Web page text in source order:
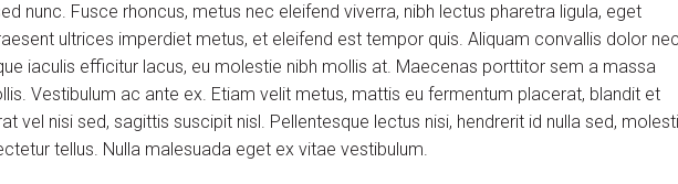
nunc. Fusce rhoncus, metus nec eleifend viverra, nibh lectus pharetra ligula, eget
ultrices imperdiet metus, et eleifend est tempor quis. Aliquam convallis dolor nec
iaculis efficitur lacus, eu molestie nibh mollis at. Maecenas porttitor sem a massa
Vestibulum ac ante ex. Etiam velit metus, mattis eu fermentum placerat, blandit et
vel nisi sed, sagittis suscipit nisl. Pellentesque lectus nisi, hendrerit id nulla sed,
tellus. Nulla malesuada eget ex vitae vestibulum.